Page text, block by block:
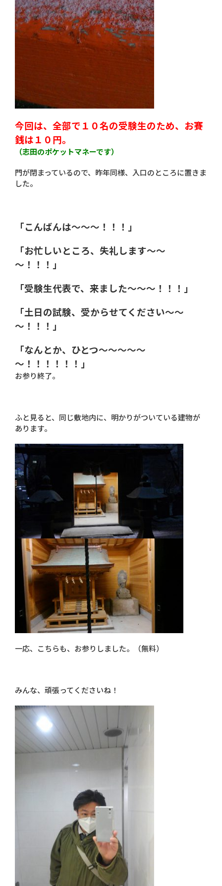
今回は、 全部で１０名の受験生のため、お賽
銭は１０円。
（志田のポケットマネーです）
門が閉まっているので、昨年同様、入口のところに置きま
した。
「こんばんは～～～！！！」
「お忙しいところ、失礼します～～
～！！！」
「受験生代表で、来ました～～～！！！」
「土日の試験、受からせてください～～
～！！！」
「なんとか、ひとつ～～～～～
～！！！！！！」
お参り終了。
ふと見ると、同じ敷地内に、明かりがついている建物が
あります。
一応、こちらも、お参りしました。（無料）
みんな、頑張ってくださいね！